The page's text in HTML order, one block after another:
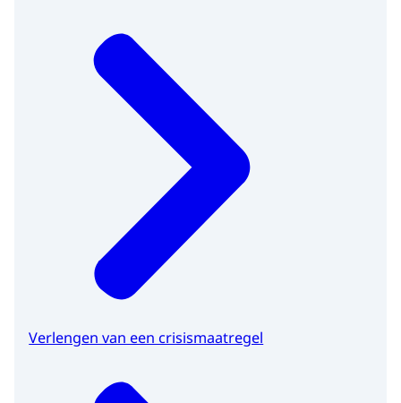
Verlengen van een crisismaatregel